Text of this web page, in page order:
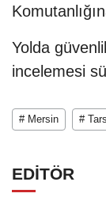
Yolda
incelemesi
# Mersin #
EDİTÖR